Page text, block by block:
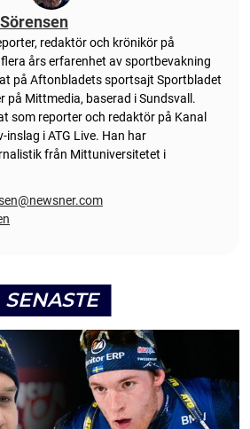
redaktör och krönikör på
års erfarenhet av sportbevakning
på Aftonbladets sportsajt Sportbladet
på Mittmedia, baserad i Sundsvall.
som reporter och redaktör på Kanal
i ATG Live. Han har
från Mittuniversitetet i
SENASTE